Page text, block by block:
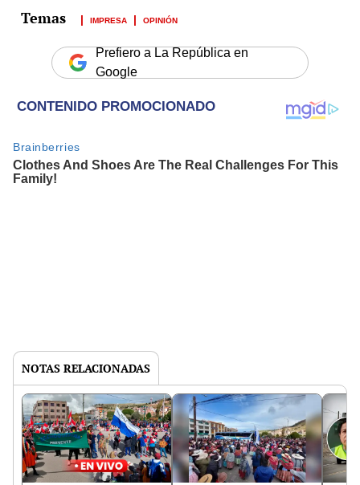
IMPRESA OPINIÓN
Prefiero a La República en
Google
NOTAS RELACIONADAS